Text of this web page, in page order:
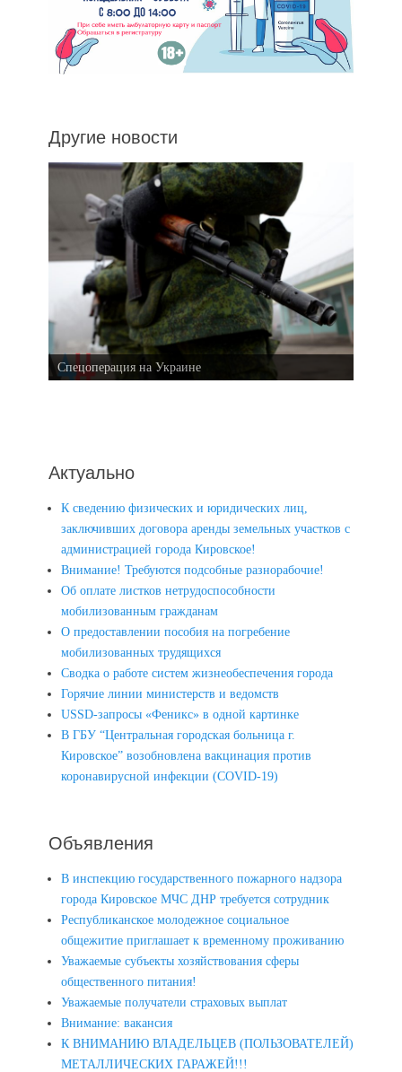
Другие новости
Спецоперация на Украине
Актуально
К сведению физических и юридических лиц,
заключивших договора аренды земельных участков с
администрацией города Кировское!
Внимание! Требуются подсобные разнорабочие!
Об оплате листков нетрудоспособности
мобилизованным гражданам
О предоставлении пособия на погребение
мобилизованных трудящихся
Сводка о работе систем жизнеобеспечения города
Горячие линии министерств и ведомств
USSD-запросы «Феникс» в одной картинке
В ГБУ “Центральная городская больница г.
Кировское” возобновлена вакцинация против
коронавирусной инфекции (COVID-19)
Объявления
В инспекцию государственного пожарного надзора
города Кировское МЧС ДНР требуется сотрудник
Республиканское молодежное социальное
общежитие приглашает к временному проживанию
Уважаемые субъекты хозяйствования сферы
общественного питания!
Уважаемые получатели страховых выплат
Внимание: вакансия
К ВНИМАНИЮ ВЛАДЕЛЬЦЕВ (ПОЛЬЗОВАТЕЛЕЙ)
МЕТАЛЛИЧЕСКИХ ГАРАЖЕЙ!!!